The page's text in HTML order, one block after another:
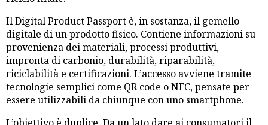
Il Digital Product Passport è, in sostanza, il gemello
digitale di un prodotto fisico. Contiene informazioni su
provenienza dei materiali, processi produttivi,
impronta di carbonio, durabilità, riparabilità,
riciclabilità e certificazioni. L’accesso avviene tramite
tecnologie semplici come QR code o NFC, pensate per
essere utilizzabili da chiunque con uno smartphone.
L’obiettivo è duplice. Da un lato dare ai consumatori il